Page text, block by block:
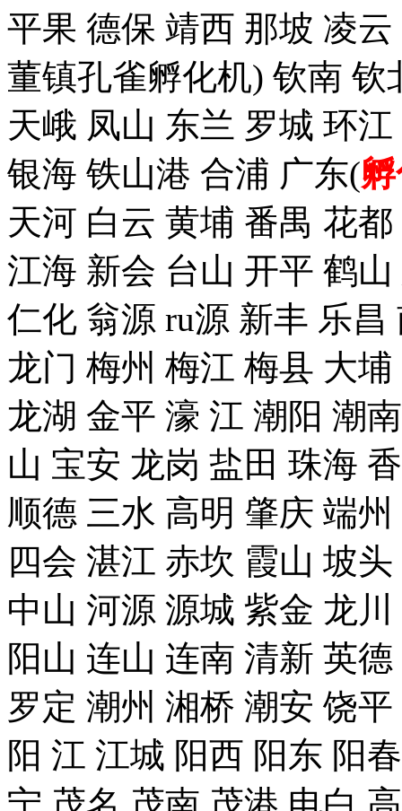
平果 德保 靖西 那坡 凌
董镇孔雀孵化机) 钦南
天峨 凤山 东兰 罗城 环
银海 铁山港 合浦 广东(
天河 白云 黄埔 番禺 花
江海 新会 台山 开平 鹤
仁化 翁源 ru源 新丰 乐
龙门 梅州 梅江 梅县 大
龙湖 金平 濠 江 潮阳 潮
山 宝安 龙岗 盐田 珠海
顺德 三水 高明 肇庆 端
四会 湛江 赤坎 霞山 坡
中山 河源 源城 紫金 龙
阳山 连山 连南 清新 英
罗定 潮州 湘桥 潮安 饶
阳 江 江城 阳西 阳东 阳